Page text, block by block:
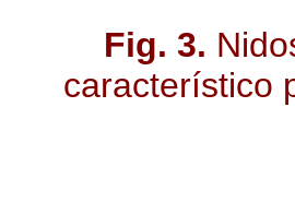
Fig. 3.
característico